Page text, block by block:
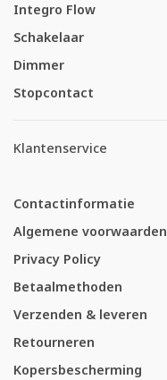
Integro Flow
Schakelaar
Dimmer
Stopcontact
Klantenservice
Contactinformatie
Algemene voorwaarden
Privacy Policy
Betaalmethoden
Verzenden & leveren
Retourneren
Kopersbescherming